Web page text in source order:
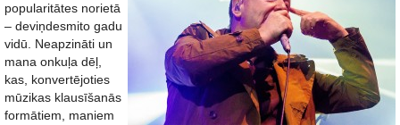
popularitātes norietā
– deviņdesmito gadu
vidū. Neapzināti un
mana onkuļa dēļ,
kas, konvertējoties
mūzikas klausīšanās
formātiem, maniem